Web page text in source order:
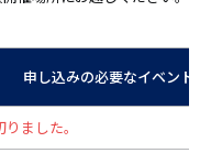
申し込みの必要なイベント
ました。